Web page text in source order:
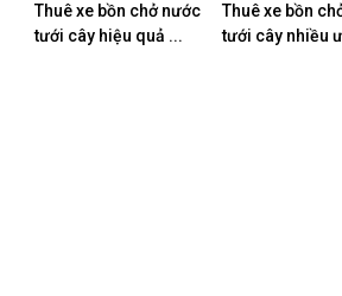
Thuê xe bồn chở nước
tưới cây hiệu quả ...
Thuê xe bồn
tưới cây nhiều